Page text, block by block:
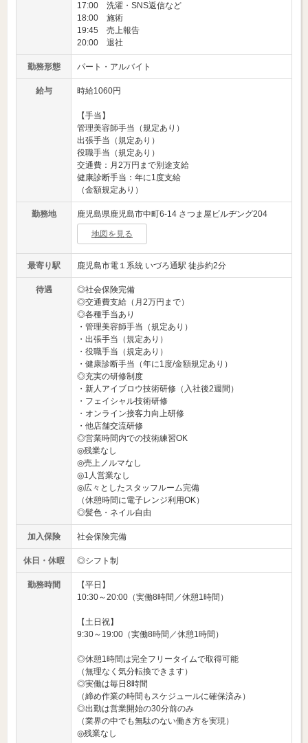
17:00 洗濯・SNS返信など
18:00 施術
19:45 売上報告
20:00 退社
勤務形態 パート・アルバイト
給与 時給1060円
【手当】
管理美容師手当（規定あり）
出張手当（規定あり）
役職手当（規定あり）
交通費：月2万円まで別途支給
健康診断手当：年に1度支給
（金額規定あり）
勤務地 鹿児島県鹿児島市中町6-14 さつま屋ビルヂング204
地図を見る
最寄り駅 鹿児島市電１系統 いづろ通駅 徒歩約2分
待遇
◎社会保険完備
◎交通費支給（月2万円まで）
◎各種手当あり
・管理美容師手当（規定あり）
・出張手当（規定あり）
・役職手当（規定あり）
・健康診断手当（年に1度/金額規定あり）
◎充実の研修制度
・新人アイブロウ技術研修（入社後2週間）
・フェイシャル技術研修
・オンライン接客力向上研修
・他店舗交流研修
◎営業時間内での技術練習OK
◎残業なし
◎売上ノルマなし
◎1人営業なし
◎広々としたスタッフルーム完備
（休憩時間に電子レンジ利用OK）
◎髪色・ネイル自由
加入保険 社会保険完備
休日・休暇 ◎シフト制
勤務時間
【平日】
10:30～20:00（実働8時間／休憩1時間）
【土日祝】
9:30～19:00（実働8時間／休憩1時間）
◎休憩1時間は完全フリータイムで取得可能
（無理なく気分転換できます）
◎実働は毎日8時間
（締め作業の時間もスケジュールに確保済み）
◎出勤は営業開始の30分前のみ
（業界の中でも無駄のない働き方を実現）
◎残業なし